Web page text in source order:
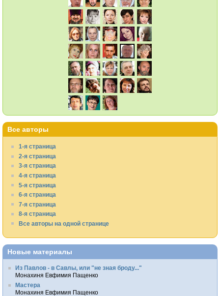
Все авторы
1-я страница
2-я страница
3-я страница
4-я страница
5-я страница
6-я страница
7-я страница
8-я страница
Все авторы на одной странице
Новые материалы
Из Павлов - в Савлы, или "не зная броду..."
Монахиня Евфимия Пащенко
Мастера
Монахиня Евфимия Пащенко